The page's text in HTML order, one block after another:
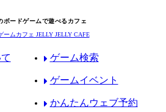
ボードゲームで遊べるカフェ
ゲーム検索
ゲームイベント
かんたんウェブ予約